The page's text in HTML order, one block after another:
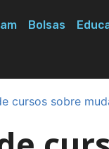
Bolsas
cursos sobre